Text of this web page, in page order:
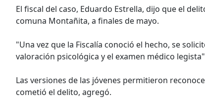
El fiscal del caso, Eduardo Estrella, dijo que el
comuna Montañita, a finales de mayo.
"Una vez que la Fiscalía conoció el hecho, se
valoración psicológica y el examen médico
Las versiones de las jóvenes permitieron
cometió el delito, agregó.